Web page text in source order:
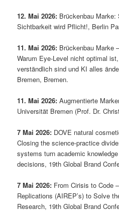
12. Mai 2026: Brückenbau
Sichtbarkeit wird Pflicht!, Berlin
11. Mai 2026: Brückenbau Marke
Warum Eye-Level nicht optimal
verständlich sind und KI alles
Bremen, Bremen.
11. Mai 2026: Augmentierte
Universität Bremen (Prof. Dr.
7 Mai 2026: DOVE natural
Closing the science-practice
systems turn academic
decisions, 19th Global Brand
7 Mai 2026: From Cirisis to Code
Replications (AIREP’s) to Solve
Research, 19th Global Brand